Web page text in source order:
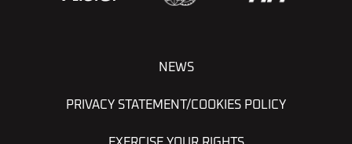
NEWS
PRIVACY STATEMENT/COOKIES POLICY